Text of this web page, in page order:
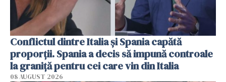
Conflictul dintre Italia și Spania capătă
proporții. Spania a decis să impună controale
la graniță pentru cei care vin din Italia
08 AUGUST 2026